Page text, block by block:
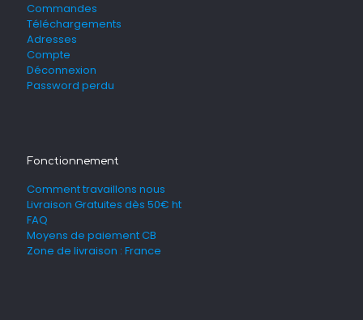
Commandes
Téléchargements
Adresses
Compte
Déconnexion
Password perdu
Fonctionnement
Comment travaillons nous
Livraison Gratuites dès 50€ ht
FAQ
Moyens de paiement CB
Zone de livraison : France